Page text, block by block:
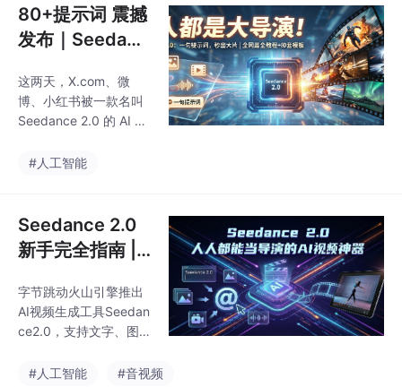
景，相比Sora等竞
到"水獭版"《老友记》
……这些一度被认为需
要好莱坞团队耗时数月
只需一句提示词就能秒
生成。今天，我们为你
汇总了全网最实用的 Se
用技巧，让你快速从入
80+提示词 震撼
发布｜Seedanc
全指南：从新手
到“AI导演“
这两天，X.com、微
博、小红书被一款名叫
Seedance 2.0 的 AI 视
m Cruise 和 Brad Pitt
到"水獭版"《老友记》
……这些一度被认为需
要好莱坞团队耗时数月
只需一句提示词就能秒
生成。今天，我们为你
汇总了全网最实用的 Se
用技巧，让你快速从入
#人工智能
Seedance 2.0
新手完全指南 |
视频导演
字节跳动火山引擎推出
AI视频生成工具Seedan
ce2.0，支持文字、图
输入，提供精准导演控
#人工智能 #音视频